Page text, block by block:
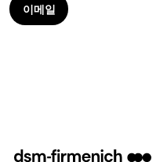
이메일